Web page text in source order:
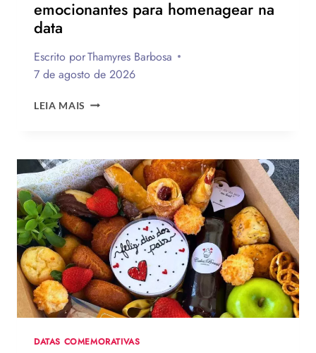
emocionantes para homenagear na
data
Escrito porThamyres Barbosa
7 de agosto de 2026
LEIA MAIS QUAL
PARA
O
DIA
DOS
PAIS?
VEJA
130
FRASES
EMOCIONANTES
PARA
HOMENAGEAR
DATA
DATAS COMEMORATIVAS